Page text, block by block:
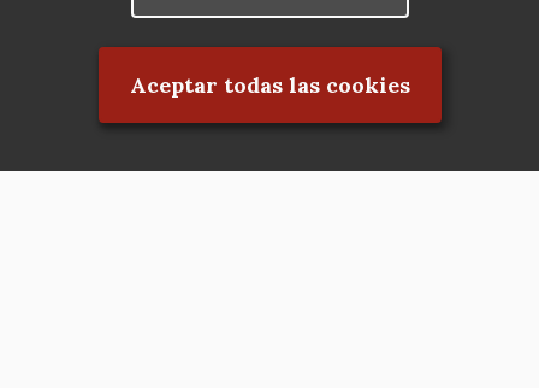
Aceptar todas las cookies